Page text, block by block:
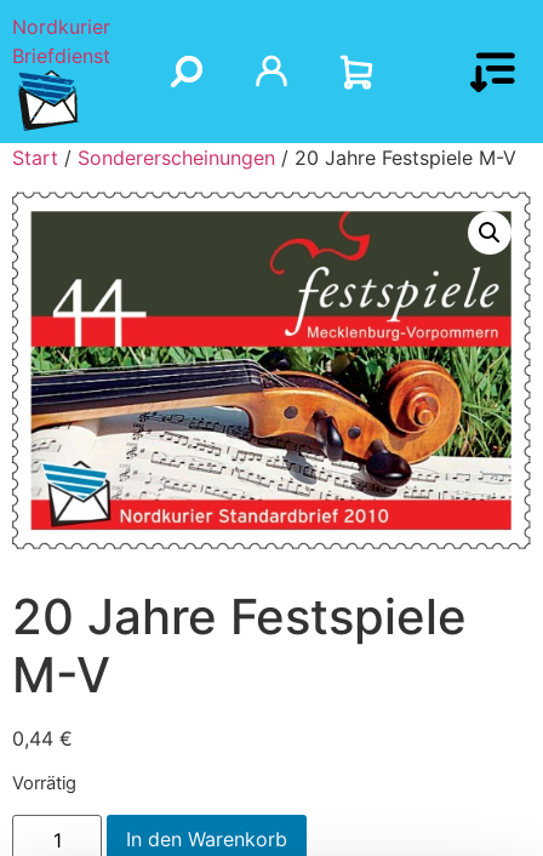
Nordkurier
Briefdienst
Start / Sondererscheinungen / 20 Jahre Festspiele M-V
20 Jahre Festspiele
M-V
0,44 €
Vorrätig
In den Warenkorb